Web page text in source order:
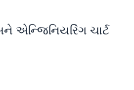
એન્જિનિયરિંગ ચાર્ટ